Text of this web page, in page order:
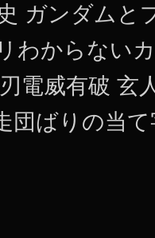
ガンダムと
わからない
電威有破 玄
団ばりの当